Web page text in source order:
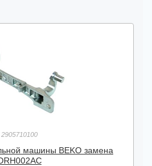
2905710100
машины BEKO замена